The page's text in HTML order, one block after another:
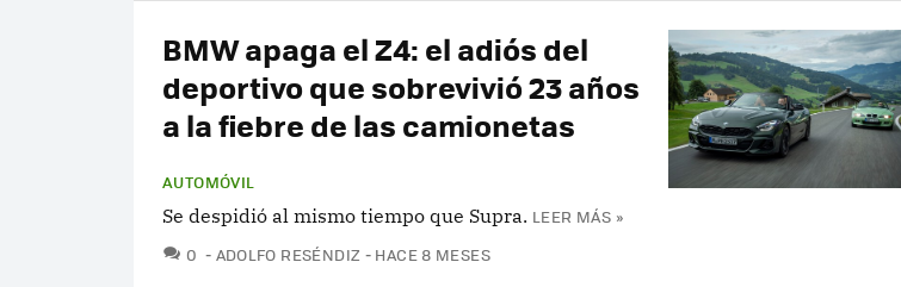
BMW apaga el Z4: el adiós del
deportivo que sobrevivió 23 años
a la fiebre de las camionetas
AUTOMÓVIL
Se despidió al mismo tiempo que Supra. LEER MÁS »
0 COMENTARIOS
ADOLFO RESÉNDIZ HACE 8 MESES